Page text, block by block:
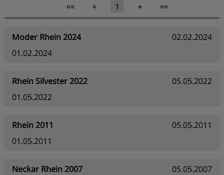
«« « 1 » »»
Moder Rhein 2024
02.02.2024
01.02.2024
Rhein Silvester 2022
05.05.2022
01.05.2022
Rhein 2011
05.05.2011
01.05.2011
Neckar Rhein 2007
05.05.2007